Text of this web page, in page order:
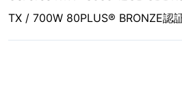
TX / 700W 80PLUS® BRONZE認